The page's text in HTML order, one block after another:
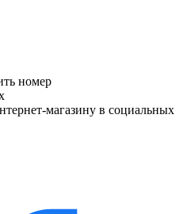
номер
магазину в социальных